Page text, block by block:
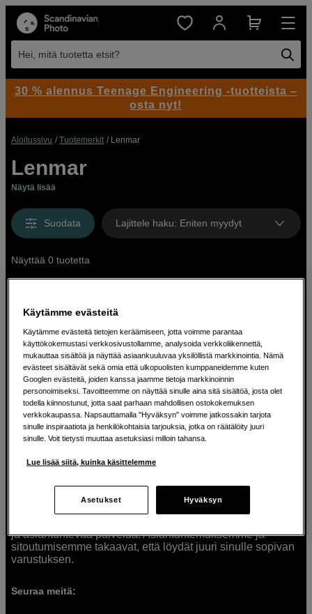
Hei, mitä tuotetta etsit?
Aloitussivu Tuotemerkit Lenmar
Lenmar
Näytä lisää
Suodata Lajittele haku: Eniten myydyt
Näyttää 0 tuotetta
Ratkaisuja luoville ihmisille jo vuodesta
1982
Olemme Scandinavian Photolla jo yli 40 vuoden ajan
auttaneet luovia ihmisiä toteuttamaan visioitaan.
Tarjoamme inspiraatiota, asiantuntemusta ja tuotteita
muun muassa valokuvauksen, äänen, videokuvauksen ja
musiikin ja taiteen harrastajia. Oikeilla työkaluilla ideat
muuttuvat todellisuudeksi. Autamme sinua valitsemaan
ja asiantuntevaa palvelua. Asiantuntemuksemme ja
sitoutumisemme takaavat, että löydät juuri sinulle sopivan
varustuksen.
Seuraa meitä:
30 % alennus Teenage Engineering -tuotteista –
osta nyt!
Käytämme evästeitä
Käytämme evästeitä tietojen keräämiseen, jotta voimme parantaa
käyttökokemustasi verkkosivustollamme, analysoida verkkoliikennettä,
mukauttaa sisältöä ja näyttää asiaankuuluvaa yksilöllistä markkinointia. Nämä
evästeet sisältävät sekä omia että ulkopuolisten kumppaneidemme kuten
Googlen evästeitä, joiden kanssa jaamme tietoja markkinoinnin
personoimiseksi. Tavoitteemme on näyttää sinulle aina sitä sisältöä, josta olet
todella kiinnostunut, jotta saat parhaan mahdollisen ostokokemuksen
verkkokaupassa. Napsauttamalla "Hyväksyn" voimme jatkossakin tarjota
sinulle inspiraatiota ja henkilökohtaisia tarjouksia, jotka on räätälöity juuri
sinulle. Voit tietysti muuttaa asetuksiasi milloin tahansa.
Lue lisää siitä, kuinka käsittelemme
Asetukset Hyväksyn